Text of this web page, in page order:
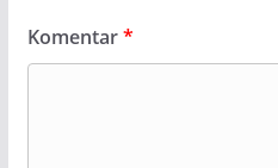
Komentar*